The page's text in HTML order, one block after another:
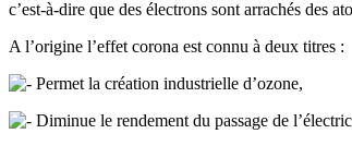
c’est-à-dire que des électrons sont arrachés des
A l’origine l’effet corona est connu à deux titres :
Permet la création industrielle d’ozone,
Diminue le rendement du passage de